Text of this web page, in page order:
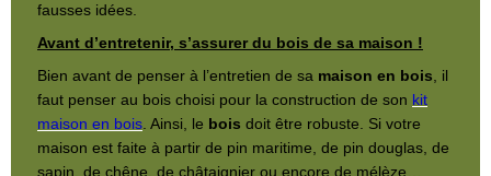
fausses idées.
Avant d’entretenir, s’assurer du bois de sa maison !
Bien avant de penser à l’entretien de sa maison en bois , il
faut penser au bois choisi pour la construction de son kit
maison en bois . Ainsi, le bois doit être robuste. Si votre
maison est faite à partir de pin maritime, de pin douglas, de
sapin, de chêne, de châtaignier ou encore de mélèze…